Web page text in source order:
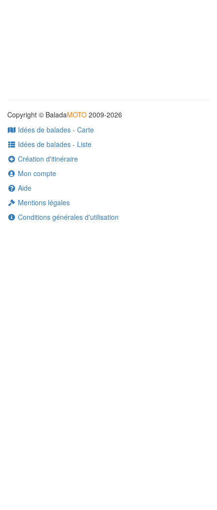
Copyright © BaladaMOTO 2009-2026
Idées de balades - Carte
Idées de balades - Liste
Création d'itinéraire
Mon compte
Aide
Mentions légales
Conditions générales d'utilisation